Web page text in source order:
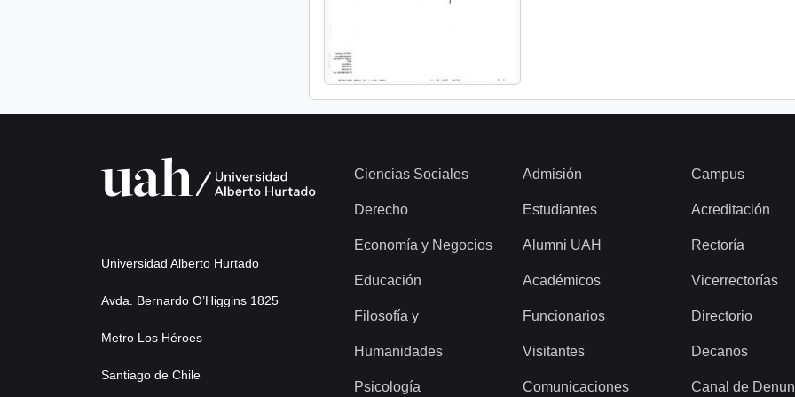
Universidad Alberto Hurtado
Avda. Bernardo O’Higgins 1825
Metro Los Héroes
Santiago de Chile
Ciencias Sociales
Derecho
Economía y Negocios
Educación
Filosofía y
Humanidades
Psicología
Admisión
Estudiantes
Alumni UAH
Académicos
Funcionarios
Visitantes
Comunicaciones
Campus
Acreditación
Rectoría
Vicerrectorías
Directorio
Decanos
Canal de